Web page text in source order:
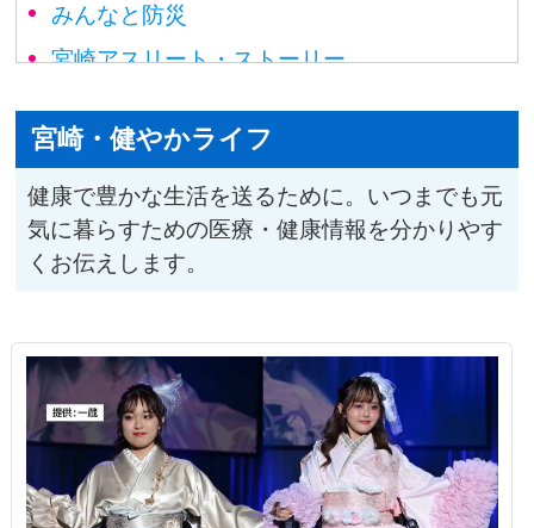
みんなと防災
宮崎アスリート・ストーリー
宮崎ナゾ解き図鑑
ひなた動物だより
みやざき選挙ナビ
宮崎トレンド・ハンター
宮崎・事件事故ファイル
宮崎・健やかライフ
宮崎・食のたからばこ
宮崎・健やかライフ
健康で豊かな生活を送るために。いつまでも元
気に暮らすための医療・健康情報を分かりやす
くお伝えします。